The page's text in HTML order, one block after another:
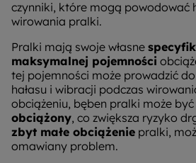
czynniki, które mogą powodować
wirowania pralki.
Pralki mają swoje własne
maksymalnej pojemności
tej pojemności może prowadzić
hałasu i wibracji podczas
obciążeniu, bęben pralki może być
obciążony, co zwiększa ryzyko
zbyt małe obciążenie pralki,
omawiany problem.